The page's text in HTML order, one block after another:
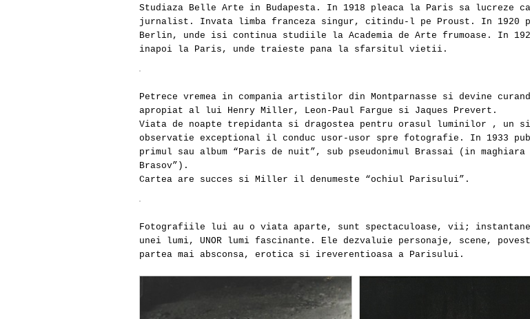
Studiaza Belle Arte in Budapesta. In 1918 pleaca la Paris sa lucreze ca
jurnalist. Invata limba franceza singur, citindu-l pe Proust. In 1920
Berlin, unde isi continua studiile la Academia de Arte frumoase. In
inapoi la Paris, unde traieste pana la sfarsitul vietii.
Petrece vremea in compania artistilor din Montparnasse si devine
apropiat al lui Henry Miller, Leon-Paul Fargue si Jaques Prevert.
Viata de noapte trepidanta si dragostea pentru orasul luminilor , un
observatie exceptional il conduc usor-usor spre fotografie. In 1933
primul sau album “Paris de nuit”, sub pseudonimul Brassai (in maghiara
Brasov”).
Cartea are succes si Miller il denumeste “ochiul Parisului”.
Fotografiile lui au o viata aparte, sunt spectaculoase, vii;
unei lumi, UNOR lumi fascinante. Ele dezvaluie personaje, scene,
partea mai absconsa, erotica si ireverentioasa a Parisului.